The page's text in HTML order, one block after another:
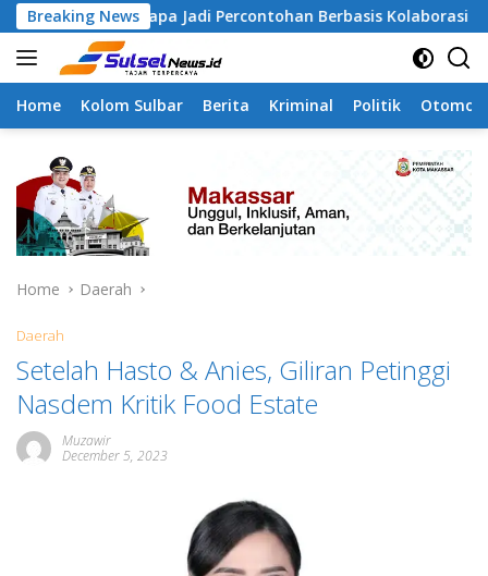
Skip
to
content
Breaking News
Jadi Percontohan Berbasis Kolaborasi Warga
Home Kolom Sulbar Berita Kriminal Politik
Home Daerah
Daerah
Setelah Hasto & Anies, Giliran Petinggi
Nasdem Kritik Food Estate
Muzawir
December 5, 2023